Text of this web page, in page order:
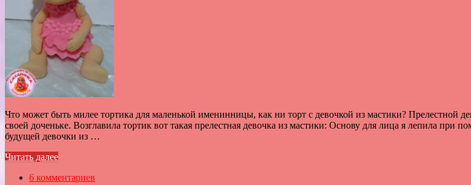
Что может быть милее тортика для маленькой именинницы, как ни торт с девочкой из мастики? Прелестной
своей доченьке. Возглавила тортик вот такая прелестная девочка из мастики: Основу для лица я лепила
будущей девочки из …
Читать далее
6 комментариев